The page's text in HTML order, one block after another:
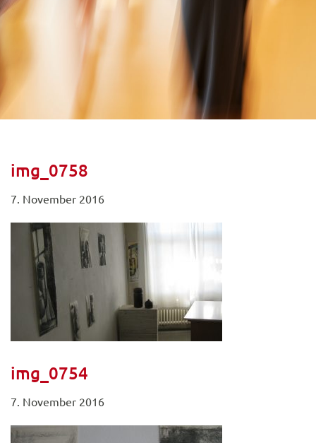
img_0758
7. November 2016
img_0754
7. November 2016